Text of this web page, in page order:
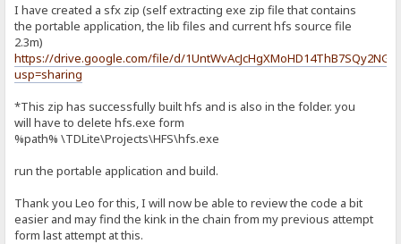
I have created a sfx zip (self extracting exe zip file that contains
the portable application, the lib files and current hfs source file
2.3m)
https://drive.google.com/file/d/
usp=sharing
*This zip has successfully built hfs and is also in the folder. you
will have to delete hfs.exe form
%path% \TDLite\Projects\HFS\hfs.exe
run the portable application and build.
Thank you Leo for this, I will now be able to review the code a bit
easier and may find the kink in the chain from my previous attempt
form last attempt at this.